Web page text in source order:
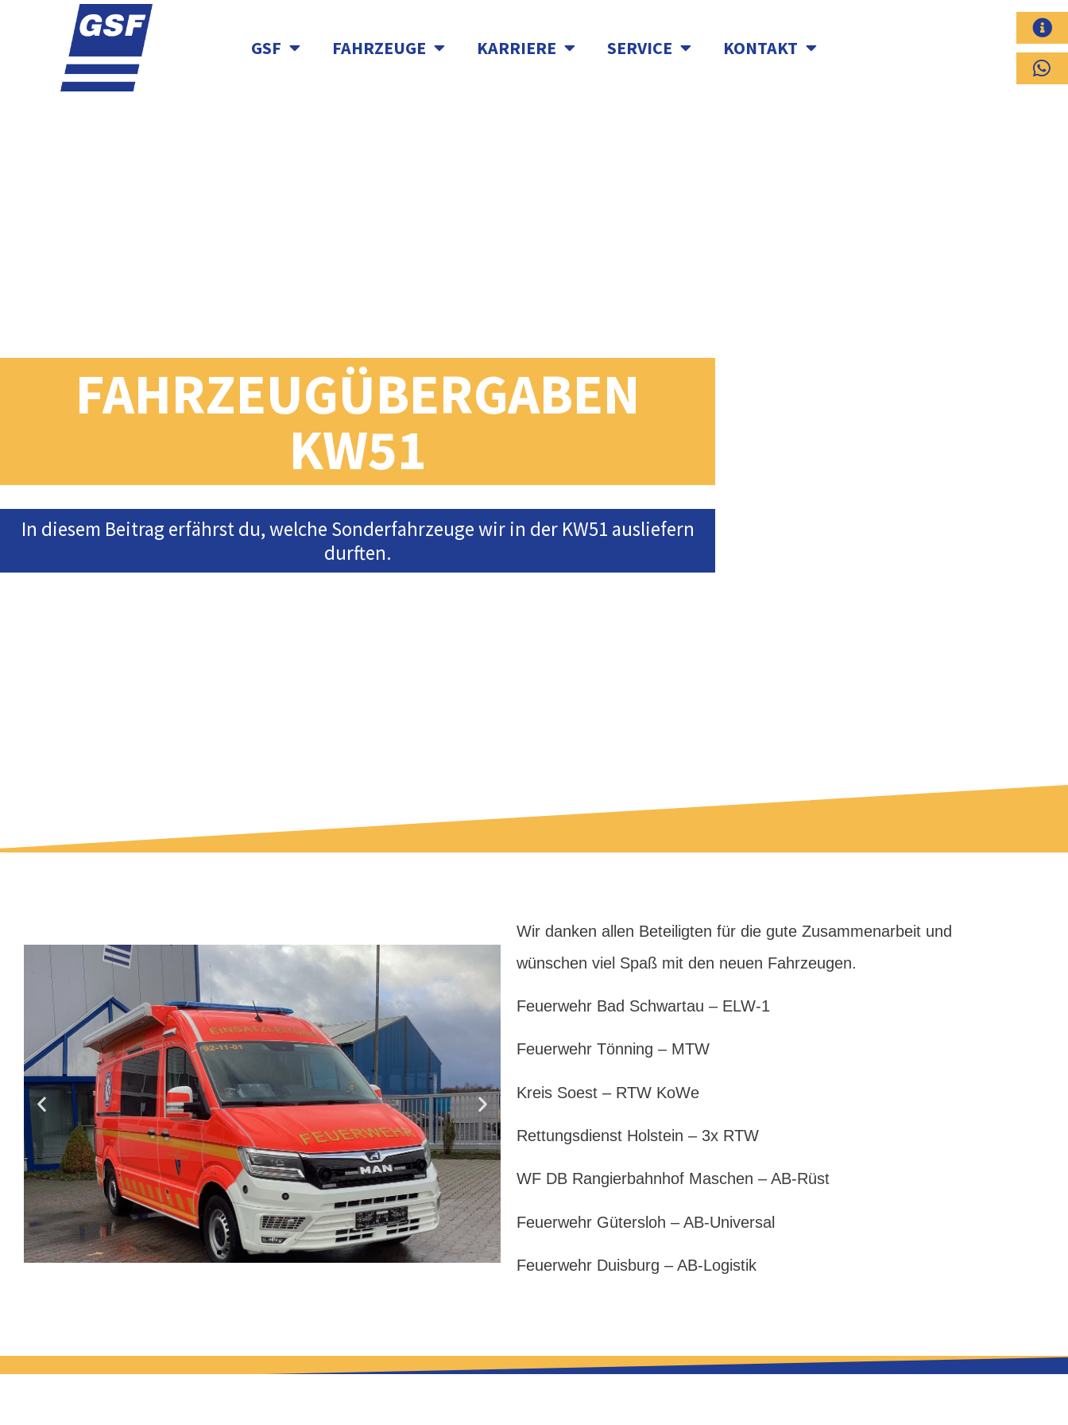
GSF FAHRZEUGE KARRIERE SERVICE KONTAKT
FAHRZEUGÜBERGABEN
KW51
In diesem Beitrag erfährst du, welche Sonderfahrzeuge wir in der KW51 ausliefern
durften.
Wir danken allen Beteiligten für die gute Zusammenarbeit und
wünschen viel Spaß mit den neuen Fahrzeugen.
Feuerwehr Bad Schwartau – ELW-1
Feuerwehr Tönning – MTW
Kreis Soest – RTW KoWe
Rettungsdienst Holstein – 3x RTW
WF DB Rangierbahnhof Maschen – AB-Rüst
Feuerwehr Gütersloh – AB-Universal
Feuerwehr Duisburg – AB-Logistik